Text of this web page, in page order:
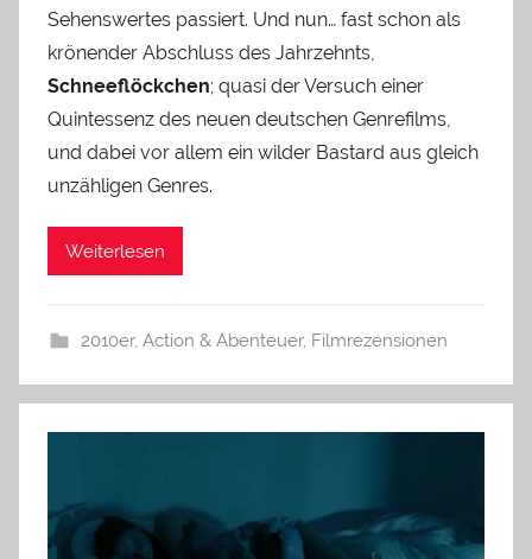
Sehenswertes passiert. Und nun… fast schon als
krönender Abschluss des Jahrzehnts,
Schneeflöckchen; quasi der Versuch einer
Quintessenz des neuen deutschen Genrefilms,
und dabei vor allem ein wilder Bastard aus gleich
unzähligen Genres.
Weiterlesen
2010er, Action & Abenteuer, Filmrezensionen